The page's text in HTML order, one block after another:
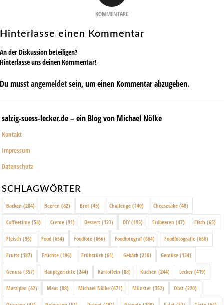
KOMMENTARE
Hinterlasse einen Kommentar
An der Diskussion beteiligen?
Hinterlasse uns deinen Kommentar!
Du musstangemeldetsein, um einen Kommentar abzugeben.
salzig-suess-lecker.de – ein Blog von Michael Nölke
Kontakt
Impressum
Datenschutz
SCHLAGWÖRTER
Backen (204) Beeren (82) Brot (45) Challenge (140) Cheesecake (48)
Coffeetime (58) Creme (91) Dessert (123) DIY (193) Erdbeeren (47) Fisch (65)
Fleisch (96) Food (654) Foodfoto (666) Foodfotograf(664) Foodfotografie (666)
Fruits (187) Früchte (196) Frühstück (64) Gebäck (210) Gemüse (134)
Genuss (357) Hauptgerichte (244) Kartoffeln (88) Kuchen (244) Lecker (419)
Marzipan (42) Meat (88) Michael Nölke (671) Münster (352) Obst (220)